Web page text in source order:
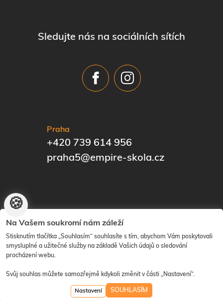
Sledujte nás na sociálních sítích
Praha
+420 739 614 956
praha5@empire-skola.cz
🍪
Na Vašem soukromí nám záleží
Stisknutím tlačítka „Souhlasím“ souhlasíte s tím, abychom Vám poskytovali
smysluplné a užitečné služby na základě Vašich údajů o sledování
procházení webu.
Svůj souhlas můžete samozřejmě kdykoli změnit v části „Nastavení“.
Nastavení SOUHLASÍM